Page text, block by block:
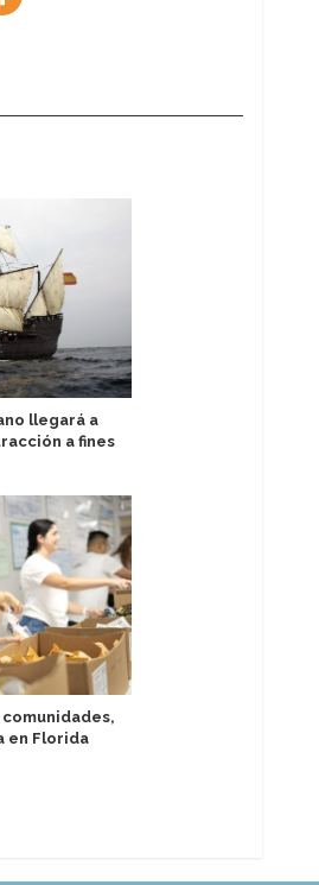
llegará a
a fines
comunidades,
en Florida